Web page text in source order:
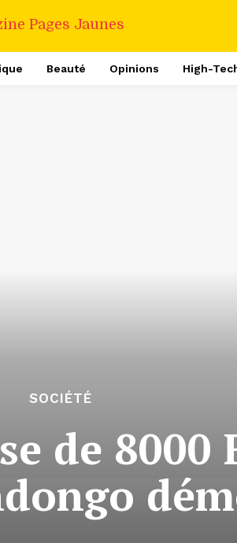
Beauté Opinions High-
SOCIÉTÉ
de